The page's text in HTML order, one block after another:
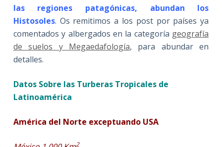
las regiones patagónicas, abundan los
Histosoles. Os remitimos a los post por países ya
comentados y albergados en la categoría geografía
de suelos y Megaedafología, para abundar en
detalles.
Datos Sobre las Turberas Tropicales de
Latinoamérica
América del Norte exceptuando USA
2